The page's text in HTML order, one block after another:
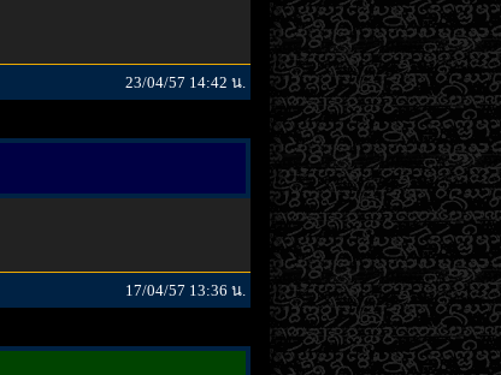
23/04/57 14:42 น.
17/04/57 13:36 น.